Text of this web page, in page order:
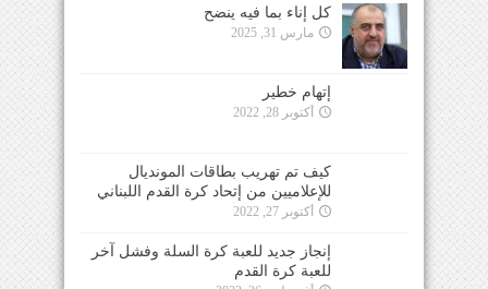
كل إناء بما فيه ينضح
مارس 31, 2025
إتهام خطير
أكتوبر 28, 2022
كيف تم تهريب بطاقات المونديال
للإعلاميين من إتحاد كرة القدم اللبناني
أكتوبر 27, 2022
إنجاز جديد للعبة كرة السلة وفشل آخر
للعبة كرة القدم